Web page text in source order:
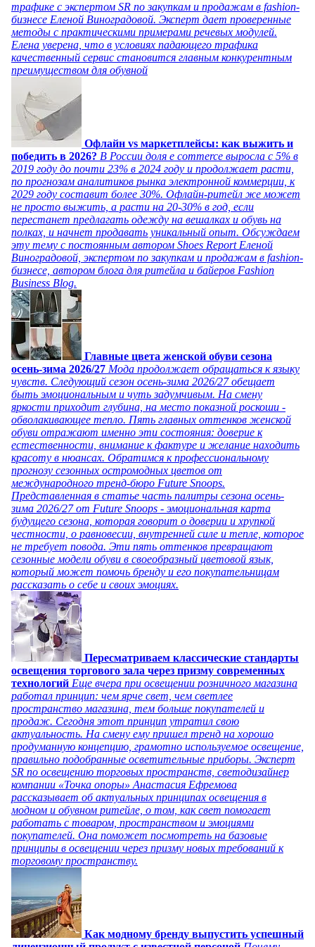
трафике с экспертом SR по закупкам и продажам в fashion-
бизнесе Еленой Виноградовой. Эксперт дает проверенные
методы с практическими примерами речевых модулей.
Елена уверена, что в условиях падающего трафика
качественный сервис становится главным конкурентным
преимуществом для обувной
Офлайн vs маркетплейсы: как выжить и
победить в 2026? В России доля e commerce выросла с 5% в
2019 году до почти 23% в 2024 году и продолжает расти,
по прогнозам аналитиков рынка электронной коммерции, к
2029 году составит более 30%. Офлайн-ритейл же может
не просто выжить, а расти на 20-30% в год, если
перестанет предлагать одежду на вешалках и обувь на
полках, и начнет продавать уникальный опыт. Обсуждаем
эту тему с постоянным автором Shoes Report Еленой
Виноградовой, экспертом по закупкам и продажам в fashion-
бизнесе, автором блога для ритейла и байеров Fashion
Business Blog.
Главные цвета женской обуви сезона
осень-зима 2026/27 Мода продолжает обращаться к языку
чувств. Следующий сезон осень-зима 2026/27 обещает
быть эмоциональным и чуть задумчивым. На смену
яркости приходит глубина, на место показной роскоши -
обволакивающее тепло. Пять главных оттенков женской
обуви отражают именно эти состояния: доверие к
естественности, внимание к фактуре и желание находить
красоту в нюансах. Обратимся к профессиональному
прогнозу сезонных остромодных цветов от
международного тренд-бюро Future Snoops.
Представленная в статье часть палитры сезона осень-
зима 2026/27 от Future Snoops - эмоциональная карта
будущего сезона, которая говорит о доверии и хрупкой
честности, о равновесии, внутренней силе и тепле, которое
не требует повода. Эти пять оттенков превращают
сезонные модели обуви в своеобразный цветовой язык,
который может помочь бренду и его покупательницам
рассказать о себе и своих эмоциях.
Пересматриваем классические стандарты
освещения торгового зала через призму современных
технологий Еще вчера при освещении розничного магазина
работал принцип: чем ярче свет, чем светлее
пространство магазина, тем больше покупателей и
продаж. Сегодня этот принцип утратил свою
актуальность. На смену ему пришел тренд на хорошо
продуманную концепцию, грамотно используемое освещение,
правильно подобранные осветительные приборы. Эксперт
SR по освещению торговых пространств, светодизайнер
компании «Точка опоры» Анастасия Ефремова
рассказывает об актуальных принципах освещения в
модном и обувном ритейле, о том, как свет помогает
работать с товаром, пространством и эмоциями
покупателей. Она поможет посмотреть на базовые
принципы в освещении через призму новых требований к
торговому пространству.
Как модному бренду выпустить успешный